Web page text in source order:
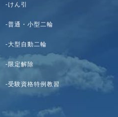
-けん引
-普通・小型二輪
-大型自動二輪
-限定解除
-受験資格特例教習